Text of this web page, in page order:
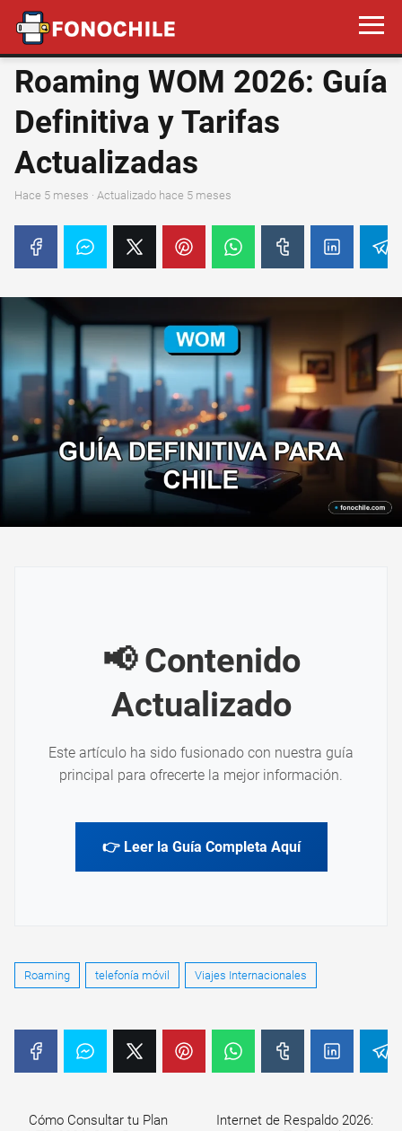
Roaming WOM 2026: Guía
Definitiva y Tarifas
Actualizadas
hace 5 meses · Actualizado hace 5 meses
📢 Contenido
Actualizado
Este artículo ha sido fusionado con nuestra guía
principal para ofrecerte la mejor información.
👉 Leer la Guía Completa Aquí
Roaming telefonía móvil Viajes Internacionales
Cómo Consultar tu Plan
Internet de Respaldo 2026: